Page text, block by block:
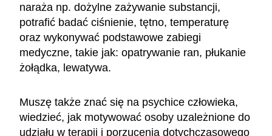
naraża np. dożylne zażywanie substancji,
potrafić badać ciśnienie, tętno, temperaturę
oraz wykonywać podstawowe zabiegi
medyczne, takie jak: opatrywanie ran, płukanie
żołądka, lewatywa.
Muszę także znać się na psychice człowieka,
wiedzieć, jak motywować osoby uzależnione do
udziału w terapii i porzucenia dotychczasowego